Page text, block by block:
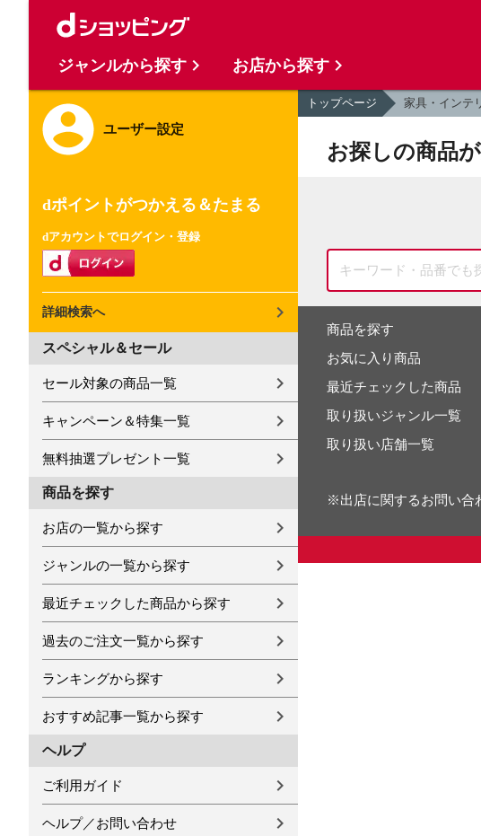
ユーザー設定
dポイントがつかえる＆たまる
dアカウントでログイン・登録
詳細検索へ
スペシャル＆セール
セール対象の商品一覧
キャンペーン＆特集一覧
無料抽選プレゼント一覧
商品を探す
お店の一覧から探す
ジャンルの一覧から探す
最近チェックした商品から探す
過去のご注文一覧から探す
ランキングから探す
おすすめ記事一覧から探す
ヘルプ
ご利用ガイド
ヘルプ／お問い合わせ
トップページ 家具・インテ
お探しの商品
商品を探す
お気に入り商品
最近チェックした商品
取り扱いジャンル一覧
取り扱い店舗一覧
※出店に関するお問い合
ジャンルから探す お店から探す